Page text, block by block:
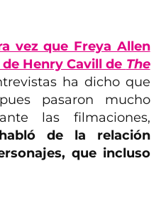
vez que Freya Allen
Henry Cavill de The
ha dicho que
pasaron mucho
las filmaciones,
de la relación
que incluso